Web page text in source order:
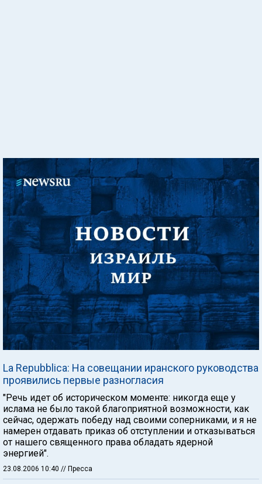
La Repubblica: На совещании иранского руководства
проявились первые разногласия
"Речь идет об историческом моменте: никогда еще у
ислама не было такой благоприятной возможности, как
сейчас, одержать победу над своими соперниками, и я не
намерен отдавать приказ об отступлении и отказываться
от нашего священного права обладать ядерной
энергией".
23.08.2006 10:40 // Пресса